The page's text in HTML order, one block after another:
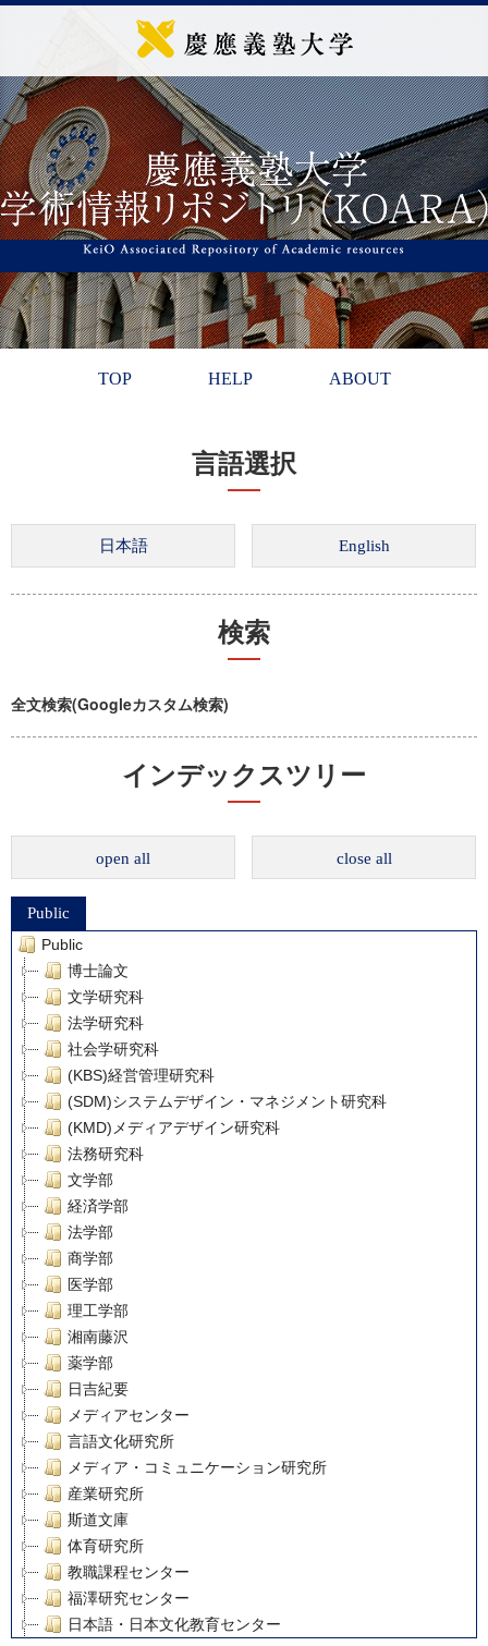
TOP HELP ABOUT
言語選択
検索
全文検索(Googleカスタム検索)
インデックスツリー
open all close all
Public
Public
博士論文
文学研究科
法学研究科
社会学研究科
(KBS)経営管理研究科
(SDM)システムデザイン・マネジメント研究科
(KMD)メディアデザイン研究科
法務研究科
文学部
経済学部
法学部
商学部
医学部
理工学部
湘南藤沢
薬学部
日吉紀要
メディアセンター
言語文化研究所
メディア・コミュニケーション研究所
産業研究所
斯道文庫
体育研究所
教職課程センター
福澤研究センター
日本語・日本文化教育センター